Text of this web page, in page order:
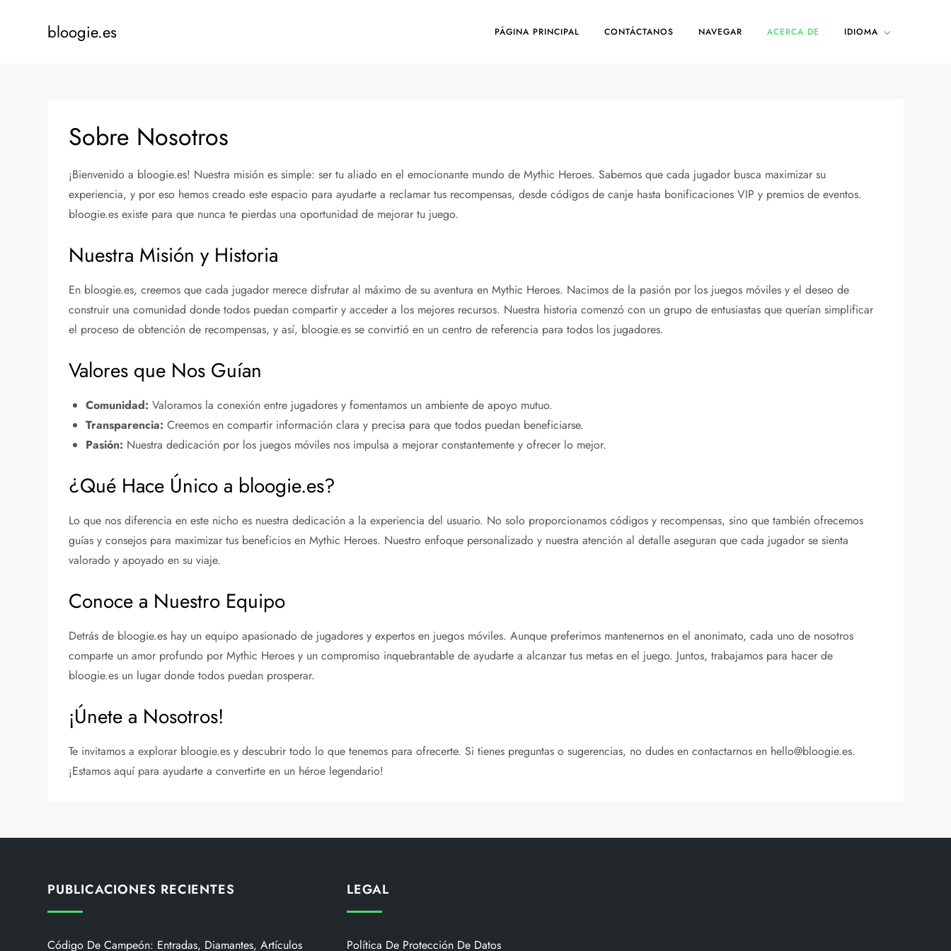
bloogie.es PÁGINA PRINCIPAL CONTÁCTANOS NAVEGAR ACERCA DE IDIOMA
Sobre Nosotros
¡Bienvenido a bloogie.es! Nuestra misión es simple: ser tu aliado en el emocionante mundo de Mythic Heroes. Sabemos que cada jugador busca maximizar su
experiencia, y por eso hemos creado este espacio para ayudarte a reclamar tus recompensas, desde códigos de canje hasta bonificaciones VIP y premios de eventos.
bloogie.es existe para que nunca te pierdas una oportunidad de mejorar tu juego.
Nuestra Misión y Historia
En bloogie.es, creemos que cada jugador merece disfrutar al máximo de su aventura en Mythic Heroes. Nacimos de la pasión por los juegos móviles y el deseo de
construir una comunidad donde todos puedan compartir y acceder a los mejores recursos. Nuestra historia comenzó con un grupo de entusiastas que querían simplificar
el proceso de obtención de recompensas, y así, bloogie.es se convirtió en un centro de referencia para todos los jugadores.
Valores que Nos Guían
Comunidad: Valoramos la conexión entre jugadores y fomentamos un ambiente de apoyo mutuo.
Transparencia: Creemos en compartir información clara y precisa para que todos puedan beneficiarse.
Pasión: Nuestra dedicación por los juegos móviles nos impulsa a mejorar constantemente y ofrecer lo mejor.
¿Qué Hace Único a bloogie.es?
Lo que nos diferencia en este nicho es nuestra dedicación a la experiencia del usuario. No solo proporcionamos códigos y recompensas, sino que también ofrecemos
guías y consejos para maximizar tus beneficios en Mythic Heroes. Nuestro enfoque personalizado y nuestra atención al detalle aseguran que cada jugador se sienta
valorado y apoyado en su viaje.
Conoce a Nuestro Equipo
Detrás de bloogie.es hay un equipo apasionado de jugadores y expertos en juegos móviles. Aunque preferimos mantenernos en el anonimato, cada uno de nosotros
comparte un amor profundo por Mythic Heroes y un compromiso inquebrantable de ayudarte a alcanzar tus metas en el juego. Juntos, trabajamos para hacer de
bloogie.es un lugar donde todos puedan prosperar.
¡Únete a Nosotros!
Te invitamos a explorar bloogie.es y descubrir todo lo que tenemos para ofrecerte. Si tienes preguntas o sugerencias, no dudes en contactarnos en hello@bloogie.es.
¡Estamos aquí para ayudarte a convertirte en un héroe legendario!
PUBLICACIONES RECIENTES
Código De Campeón: Entradas, Diamantes, Artículos
LEGAL
Política De Protección De Datos